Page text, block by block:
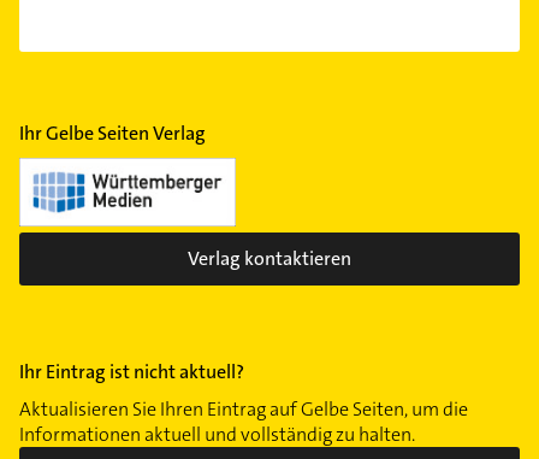
Ihr Gelbe Seiten Verlag
Verlag kontaktieren
Ihr Eintrag ist nicht aktuell?
Aktualisieren Sie Ihren Eintrag auf Gelbe Seiten, um die
Informationen aktuell und vollständig zu halten.